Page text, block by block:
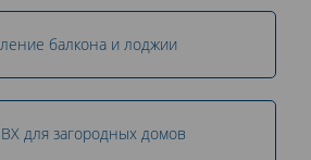
балкона и лоджии
для загородных домов